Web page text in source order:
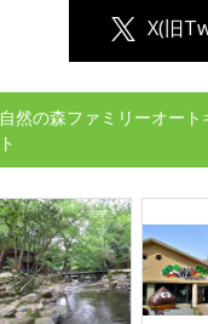
X(旧
自然の森ファミリーオー
ト